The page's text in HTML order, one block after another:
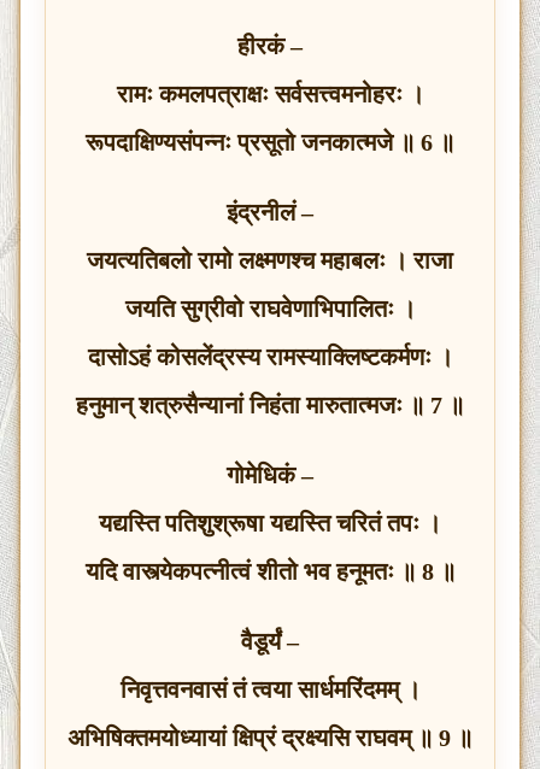
हीरकं –
रामः कमलपत्राक्षः सर्वसत्त्वमनोहरः ।
रूपदाक्षिण्यसंपन्नः प्रसूतो जनकात्मजे ॥ 6 ॥
इंद्रनीलं –
जयत्यतिबलो रामो लक्ष्मणश्च महाबलः । राजा
जयति सुग्रीवो राघवेणाभिपालितः ।
दासोऽहं कोसलेंद्रस्य रामस्याक्लिष्टकर्मणः ।
हनुमान् शत्रुसैन्यानां निहंता मारुतात्मजः ॥ 7 ॥
गोमेधिकं –
यद्यस्ति पतिशुश्रूषा यद्यस्ति चरितं तपः ।
यदि वास्त्येकपत्नीत्वं शीतो भव हनूमतः ॥ 8 ॥
वैडूर्यं –
निवृत्तवनवासं तं त्वया सार्धमरिंदमम् ।
अभिषिक्तमयोध्यायां क्षिप्रं द्रक्ष्यसि राघवम् ॥ 9 ॥